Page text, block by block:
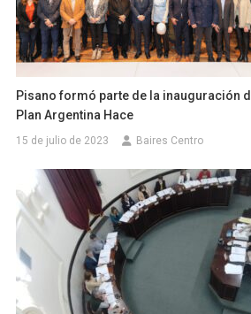
Pisano formó parte de la inauguración
Plan Argentina Hace
15 de julio de 2023 Baires Centro